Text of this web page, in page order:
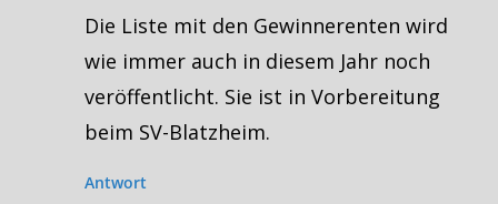
Die Liste mit den Gewinnerenten wird
wie immer auch in diesem Jahr noch
veröffentlicht. Sie ist in Vorbereitung
beim SV-Blatzheim.
Antwort